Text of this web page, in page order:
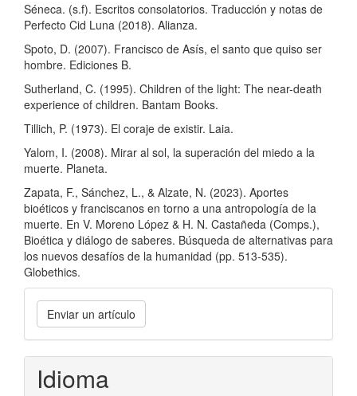
Séneca. (s.f). Escritos consolatorios. Traducción y notas de
Perfecto Cid Luna (2018). Alianza.
Spoto, D. (2007). Francisco de Asís, el santo que quiso ser
hombre. Ediciones B.
Sutherland, C. (1995). Children of the light: The near-death
experience of children. Bantam Books.
Tillich, P. (1973). El coraje de existir. Laia.
Yalom, I. (2008). Mirar al sol, la superación del miedo a la
muerte. Planeta.
Zapata, F., Sánchez, L., & Alzate, N. (2023). Aportes
bioéticos y franciscanos en torno a una antropología de la
muerte. En V. Moreno López & H. N. Castañeda (Comps.),
Bioética y diálogo de saberes. Búsqueda de alternativas para
los nuevos desafíos de la humanidad (pp. 513-535).
Globethics.
Enviar
un
artículo
Enviar un artículo
Idioma